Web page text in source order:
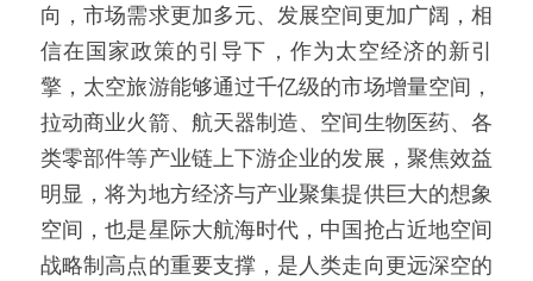
向，市场需求更加多元、发展空间更加广阔，相
信在国家政策的引导下，作为太空经济的新引
擎，太空旅游能够通过千亿级的市场增量空间，
拉动商业火箭、航天器制造、空间生物医药、各
类零部件等产业链上下游企业的发展，聚焦效益
明显，将为地方经济与产业聚集提供巨大的想象
空间，也是星际大航海时代，中国抢占近地空间
战略制高点的重要支撑，是人类走向更远深空的